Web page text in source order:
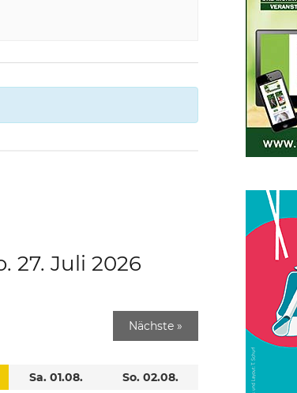
27. Juli 2026
Nächste »
Sa. 01.08. So. 02.08.